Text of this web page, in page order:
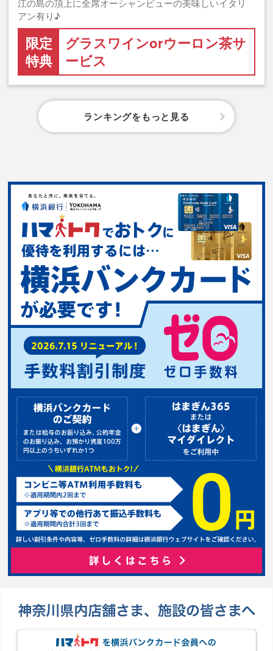
江の島の頂上に全席オーシャンビューの美味しいイタリ
アン有り♪
限定
特典
グラスワインorウーロン茶サ
ービス
ランキングをもっと見る